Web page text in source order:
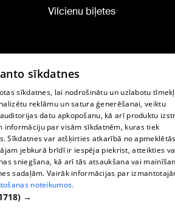
Vilcienu biļetes
e-pasts -
sīkdatnes
sīkdatnes, lai nodrošinātu un uzlabotu
reklāmu un satura ģenerēšanai, veiktu
datu apkopošanu, kā arī produktu
informāciju par visām sīkdatnēm, kuras tiek
Sīkdatnes var atšķirties atkarībā no
jebkurā brīdī ir iespēja piekrist, atteikties
sniegšana, kā arī tās atsaukšana vai
sadaļām. Vairāk informācijas par
noteikumos.
→